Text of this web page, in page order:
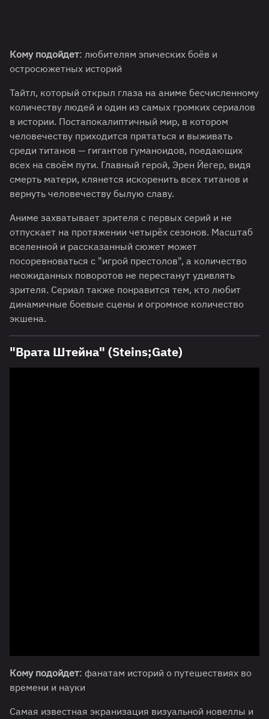
Кому подойдет: любителям эпических боёв и
остросюжетных историй
Тайтл, который открыл глаза на аниме бесчисленному
количеству людей и один из самых громких сериалов
в истории. Постапокалиптичный мир, в котором
человечеству приходится прятаться и выживать
среди титанов — гигантов гуманоидов, поедающих
всех на своём пути. Главный герой, Эрен Йегер, видя
смерть матери, клянется искоренить всех титанов и
вернуть человечеству былую славу.
Аниме захватывает зрителя с первых серий и не
отпускает на протяжении четырёх сезонов. Масштаб
вселенной и рассказанный сюжет может
посоревноваться с "игрой престолов", а количество
неожиданных поворотов не перестанут удивлять
зрителя. Сериал также понравится тем, кто любит
динамичные боевые сцены и огромное количество
экшена.
"Врата Штейна" (Steins;Gate)
Кому подойдет: фанатам историй о путешествиях во
времени и науки
Самая известная экранизация визуальной новеллы и